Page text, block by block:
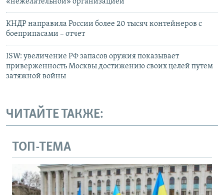
КНДР направила России более 20 тысяч контейнеров с
боеприпасами – отчет
ISW: увеличение РФ запасов оружия показывает
приверженность Москвы достижению своих целей путем
затяжной войны
ЧИТАЙТЕ ТАКЖЕ:
ТОП-ТЕМА